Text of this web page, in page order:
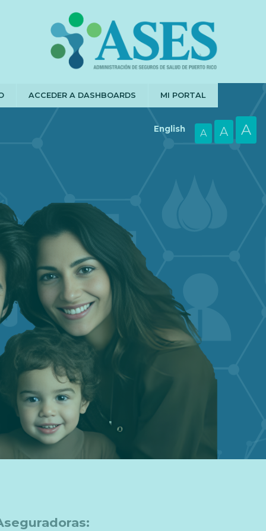
ACCEDER A DASHBOARDS MI PORTAL
English A A A